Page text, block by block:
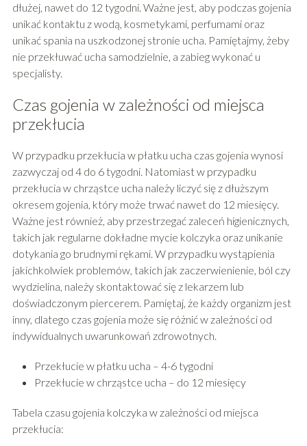
dłużej, nawet do 12 tygodni. Ważne jest, aby podczas gojenia
unikać kontaktu z wodą, kosmetykami, perfumami oraz
unikać spania na uszkodzonej stronie ucha. Pamiętajmy, żeby
nie przekłuwać ucha samodzielnie, a zabieg wykonać u
specjalisty.
Czas gojenia w zależności od miejsca
przekłucia
W przypadku przekłucia w płatku ucha czas gojenia wynosi
zazwyczaj od 4 do 6 tygodni. Natomiast w przypadku
przekłucia w chrząstce ucha należy liczyć się z dłuższym
okresem gojenia, który może trwać nawet do 12 miesięcy.
Ważne jest również, aby przestrzegać zaleceń higienicznych,
takich jak regularne dokładne mycie kolczyka oraz unikanie
dotykania go brudnymi rękami. W przypadku wystąpienia
jakichkolwiek problemów, takich jak zaczerwienienie, ból czy
wydzielina, należy skontaktować się z lekarzem lub
doświadczonym piercerem. Pamiętaj, że każdy organizm jest
inny, dlatego czas gojenia może się różnić w zależności od
indywidualnych uwarunkowań zdrowotnych.
Przekłucie w płatku ucha – 4-6 tygodni
Przekłucie w chrząstce ucha – do 12 miesięcy
Tabela czasu gojenia kolczyka w zależności od miejsca
przekłucia: